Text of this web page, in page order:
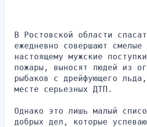
В Ростовской области
ежедневно совершают
настоящему мужские
пожары, выносят людей из
рыбаков с дрейфующего
месте серьезных ДТП.
Однако это лишь малый
добрых дел, которые